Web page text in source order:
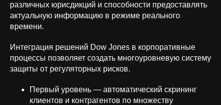
различных юрисдикций и способности предоставлять
актуальную информацию в режиме реального
времени.
Интеграция решений Dow Jones в корпоративные
процессы позволяет создать многоуровневую систему
защиты от регуляторных рисков.
Первый уровень — автоматический скрининг
клиентов и контрагентов по множеству